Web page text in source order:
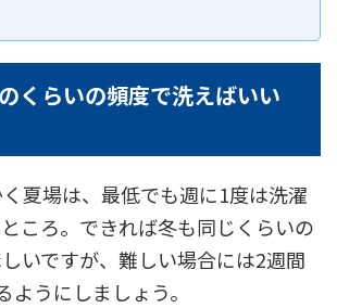
くらいの頻度で洗えばいい
夏場は、最低でも週に1度は洗濯
ころ。できれば冬も同じくらいの
いですが、難しい場合には2週間
ようにしましょう。